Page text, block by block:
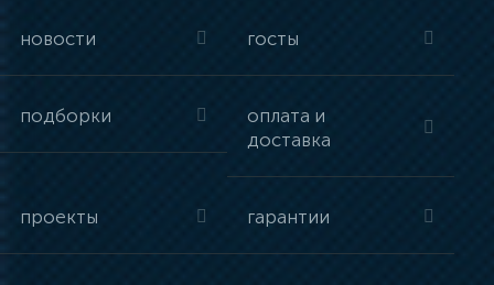
новости госты
подборки
оплата и
доставка
проекты гарантии